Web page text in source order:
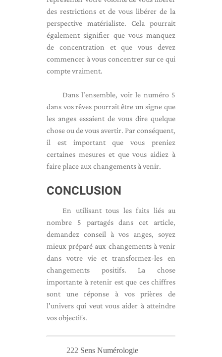
des restrictions et de vous libérer de la
perspective matérialiste. Cela pourrait
également signifier que vous manquez
de concentration et que vous devez
commencer à vous concentrer sur ce qui
compte vraiment.
Dans l'ensemble, voir le numéro 5
dans vos rêves pourrait être un signe que
les anges essaient de vous dire quelque
chose ou de vous avertir. Par conséquent,
il est important que vous preniez
certaines mesures et que vous aidiez à
faire place aux changements à venir.
CONCLUSION
En utilisant tous les faits liés au
nombre 5 partagés dans cet article,
demandez conseil à vos anges, soyez
mieux préparé aux changements à venir
dans votre vie et transformez-les en
changements positifs. La chose
importante à retenir est que ces chiffres
sont une réponse à vos prières de
l'univers qui veut vous aider à atteindre
vos objectifs.
222 Sens Numérologie